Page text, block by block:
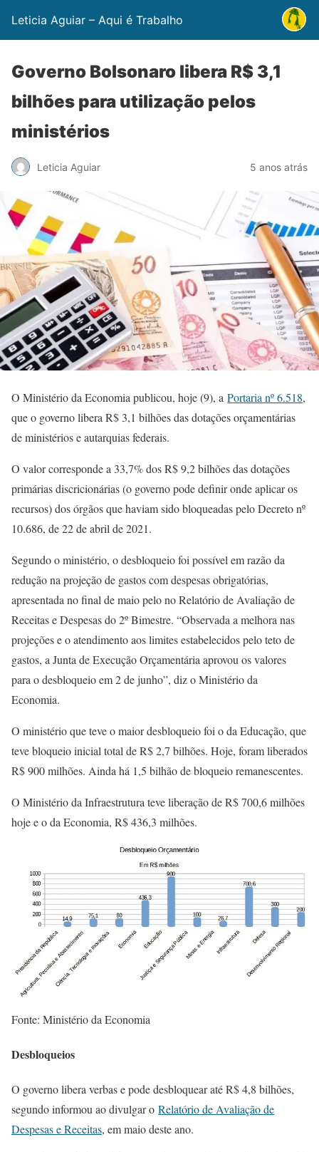
Leticia Aguiar – Aqui é Trabalho
Governo Bolsonaro libera R$ 3,1
bilhões para utilização pelos
ministérios
Leticia Aguiar 5 anos atrás
O Ministério da Economia publicou, hoje (9), a Portaria nº 6.518,
que o governo libera R$ 3,1 bilhões das dotações orçamentárias
de ministérios e autarquias federais.
O valor corresponde a 33,7% dos R$ 9,2 bilhões das dotações
primárias discricionárias (o governo pode definir onde aplicar os
recursos) dos órgãos que haviam sido bloqueadas pelo Decreto nº
10.686, de 22 de abril de 2021.
Segundo o ministério, o desbloqueio foi possível em razão da
redução na projeção de gastos com despesas obrigatórias,
apresentada no final de maio pelo no Relatório de Avaliação de
Receitas e Despesas do 2º Bimestre. “Observada a melhora nas
projeções e o atendimento aos limites estabelecidos pelo teto de
gastos, a Junta de Execução Orçamentária aprovou os valores
para o desbloqueio em 2 de junho”, diz o Ministério da
Economia.
O ministério que teve o maior desbloqueio foi o da Educação, que
teve bloqueio inicial total de R$ 2,7 bilhões. Hoje, foram liberados
R$ 900 milhões. Ainda há 1,5 bilhão de bloqueio remanescentes.
O Ministério da Infraestrutura teve liberação de R$ 700,6 milhões
hoje e o da Economia, R$ 436,3 milhões.
Fonte: Ministério da Economia
Desbloqueios
O governo libera verbas e pode desbloquear até R$ 4,8 bilhões,
segundo informou ao divulgar o Relatório de Avaliação de
Despesas e Receitas, em maio deste ano.